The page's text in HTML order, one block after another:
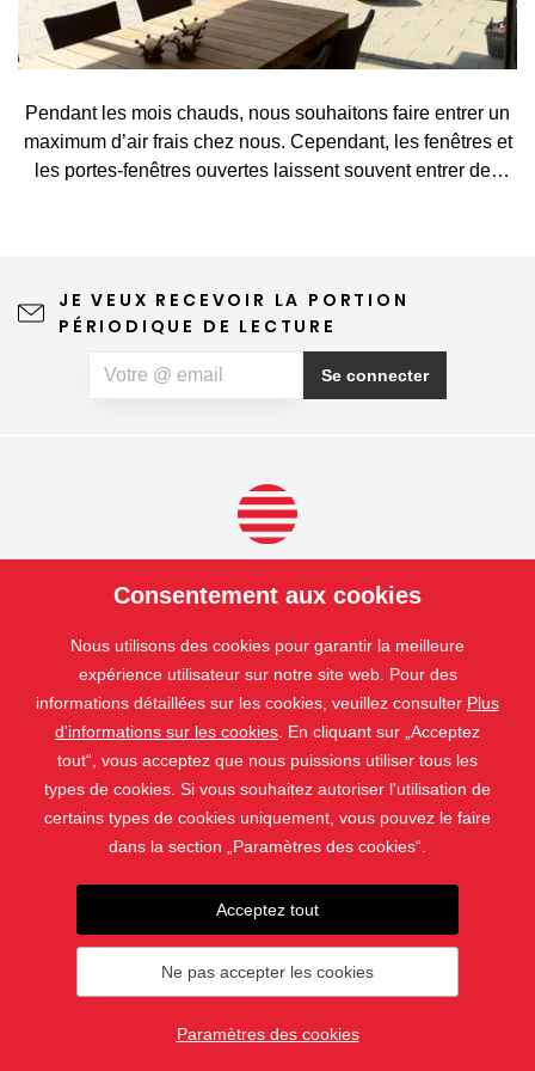
Pendant les mois chauds, nous souhaitons faire entrer un
maximum d’air frais chez nous. Cependant, les fenêtres et
les portes-fenêtres ouvertes laissent souvent entrer des
du printemps et de l’été. Une moustiquaire de qualité
maison, ne nécessite qu'un entretien minimal et peut
même contribuer à un sommeil plus paisible. Si, outre les
spéciale, qui aide à limiter la quantité de particules de
pollen pénétrant à l'intérieur.
JE VEUX RECEVOIR LA PORTION
PÉRIODIQUE DE LECTURE
Se connecter
PRODUITS
APPLICATIONS
ISOTRA
CONTACT
crée parwebProgress
Consentement aux cookies
Nous utilisons des cookies pour garantir la meilleure
expérience utilisateur sur notre site web. Pour des
informations détaillées sur les cookies, veuillez consulter Plus
d'informations sur les cookies . En cliquant sur „Acceptez
tout“, vous acceptez que nous puissions utiliser tous les
types de cookies. Si vous souhaitez autoriser l'utilisation de
certains types de cookies uniquement, vous pouvez le faire
dans la section „Paramètres des cookies“.
Acceptez tout
Ne pas accepter les cookies
Paramètres des cookies